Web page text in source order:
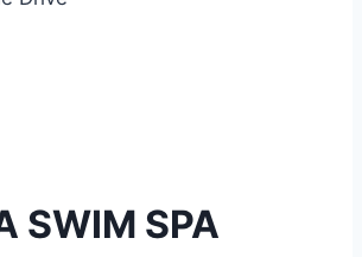
SWIM SPA